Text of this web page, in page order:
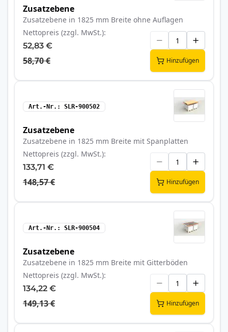
Zusatzebene
Zusatzebene in 1825 mm Breite ohne Auflagen
Nettopreis (zzgl. MwSt.)
52,83 €
58,70 € Hinzufügen
Art.-Nr. SLR-900502
Zusatzebene
Zusatzebene in 1825 mm Breite mit Spanplatten
Nettopreis (zzgl. MwSt.)
133,71 €
148,57 € Hinzufügen
Art.-Nr. SLR-900504
Zusatzebene
Zusatzebene in 1825 mm Breite mit Gitterböden
Nettopreis (zzgl. MwSt.)
134,22 €
149,13 € Hinzufügen